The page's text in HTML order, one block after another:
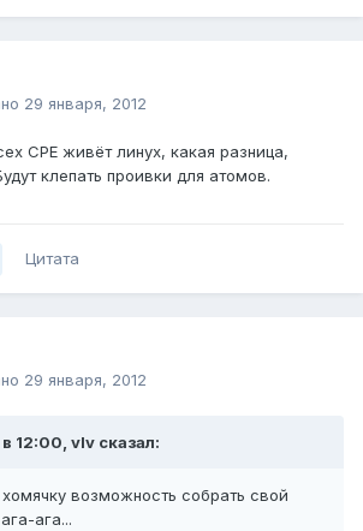
29 января, 2012
CPE живёт линух, какая разница,
клепать проивки для атомов.
Цитата
29 января, 2012
12:00, vIv сказал:
возможность собрать свой
ага...